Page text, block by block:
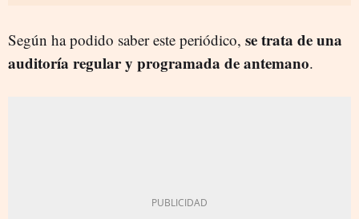
Según ha podido saber este periódico, se trata de una
auditoría regular y programada de antemano.